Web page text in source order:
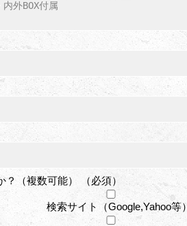
？（複数可能） （必須）
検索サイト（Google,Yahoo等）